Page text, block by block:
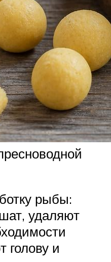
рыбы:
удаляют
голову и